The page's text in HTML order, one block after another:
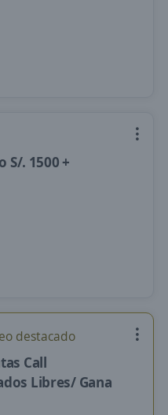
S/. 1500 +
destacado
Call
Libres/ Gana